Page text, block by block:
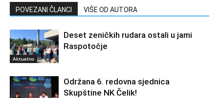
POVEZANI ČLANCI VIŠE OD AUTORA
Aktuelno
Deset zeničkih rudara ostali u jami
Raspotočje
Održana 6. redovna sjednica
Skupštine NK Čelik!